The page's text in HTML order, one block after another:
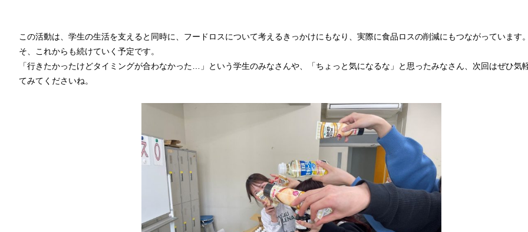
この活動は、学生の生活を支えると同時に、フードロスについて考えるきっかけにもなり、実際に食品ロスの削減にもつながっています
そ、これからも続けていく予定です。
「行きたかったけどタイミングが合わなかった…」という学生のみなさんや、「ちょっと気になるな」と思ったみなさん、次回はぜひ気
てみてくださいね。